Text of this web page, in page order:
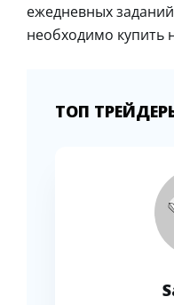
ежедневных
необходимо купить
ТОП